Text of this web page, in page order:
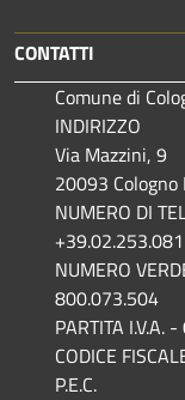
CONTATTI
Comune di
INDIRIZZO
Via Mazzini, 9
20093 Cologno
NUMERO DI
+39.02.253.081
NUMERO
800.073.504
PARTITA I.V.A.
CODICE
P.E.C.